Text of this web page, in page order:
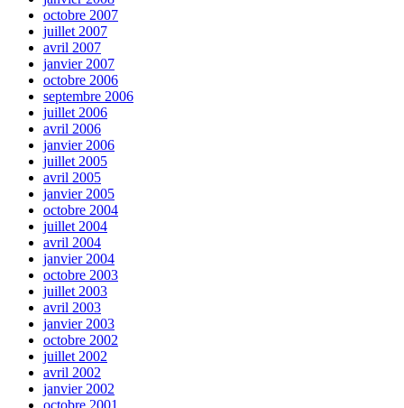
octobre 2007
juillet 2007
avril 2007
janvier 2007
octobre 2006
septembre 2006
juillet 2006
avril 2006
janvier 2006
juillet 2005
avril 2005
janvier 2005
octobre 2004
juillet 2004
avril 2004
janvier 2004
octobre 2003
juillet 2003
avril 2003
janvier 2003
octobre 2002
juillet 2002
avril 2002
janvier 2002